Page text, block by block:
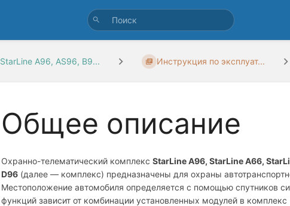
StarLine A96, AS96, B9... Инструкция по эксплуат...
Общее описание
Охранно-телематический комплекс StarLine А96, StarLine А66,
D96 (далее — комплекс) предназначены для охраны
Местоположение автомобиля определяется с помощью спутников
функций зависит от комбинации установленных модулей в комплекс